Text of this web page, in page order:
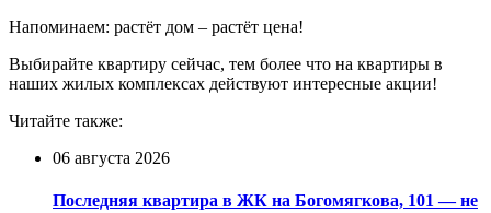
Напоминаем: растёт дом – растёт цена!
Выбирайте квартиру сейчас, тем более что на квартиры в
наших жилых комплексах действуют интересные акции!
Читайте также:
06 августа 2026
Последняя квартира в ЖК на Богомягкова, 101 — не